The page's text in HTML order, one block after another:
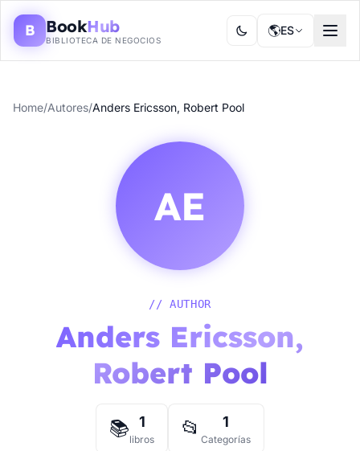
B BookHub
BIBLIOTECA DE NEGOCIOS
🌎ES
Home/Autores/Anders Ericsson, Robert Pool
AE
// AUTHOR
Anders Ericsson,
Robert Pool
📚 1
libros 📂 1
Categorías